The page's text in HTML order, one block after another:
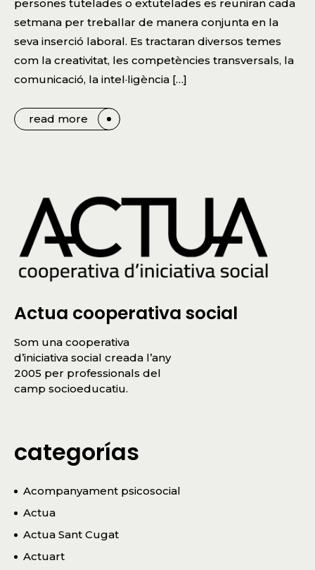
persones tutelades o extutelades es reuniran cada
setmana per treballar de manera conjunta en la
seva inserció laboral. Es tractaran diversos temes
com la creativitat, les competències transversals, la
comunicació, la intel·ligència […]
read more
Actua cooperativa social
Som una cooperativa
d’iniciativa social creada l’any
2005 per professionals del
camp socioeducatiu.
categorías
Acompanyament psicosocial
Actua
Actua Sant Cugat
Actuart